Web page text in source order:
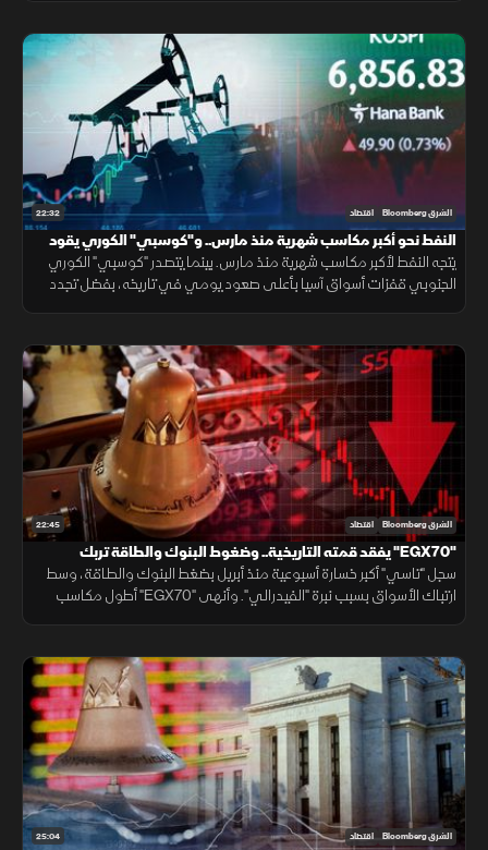
22:32 الشرق Bloomberg اقتصاد
النفط نحو أكبر مكاسب شهرية منذ مارس.. و"كوسبي" الكوري يقود
مكاسب آسيا
يتجه النفط لأكبر مكاسب شهرية منذ مارس. بينما يتصدر "كوسبي" الكوري
الجنوبي قفزات أسواق آسيا بأعلى صعود يومي في تاريخه، بفضل تجدد
22:45 الشرق Bloomberg اقتصاد
"EGX70" يفقد قمته التاريخية.. وضغوط البنوك والطاقة تربك
"تاسي"
سجل "تاسي" أكبر خسارة أسبوعية منذ أبريل بضغط البنوك والطاقة، وسط
ارتباك الأسواق بسبب نبرة "الفيدرالي". وأنهى "EGX70" أطول مكاسب
25:04 الشرق Bloomberg اقتصاد